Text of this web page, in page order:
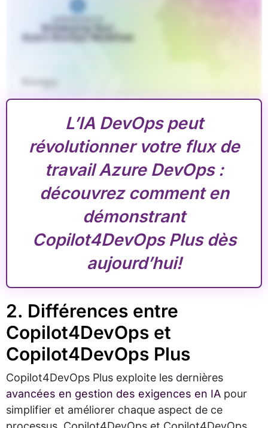
L’IA DevOps peut
révolutionner votre flux de
travail Azure DevOps :
découvrez comment en
démonstrant
Copilot4DevOps Plus dès
aujourd’hui!
2. Différences entre
Copilot4DevOps et
Copilot4DevOps Plus
Copilot4DevOps Plus exploite les dernières
avancées en gestion des exigences en IA pour
simplifier et améliorer chaque aspect de ce